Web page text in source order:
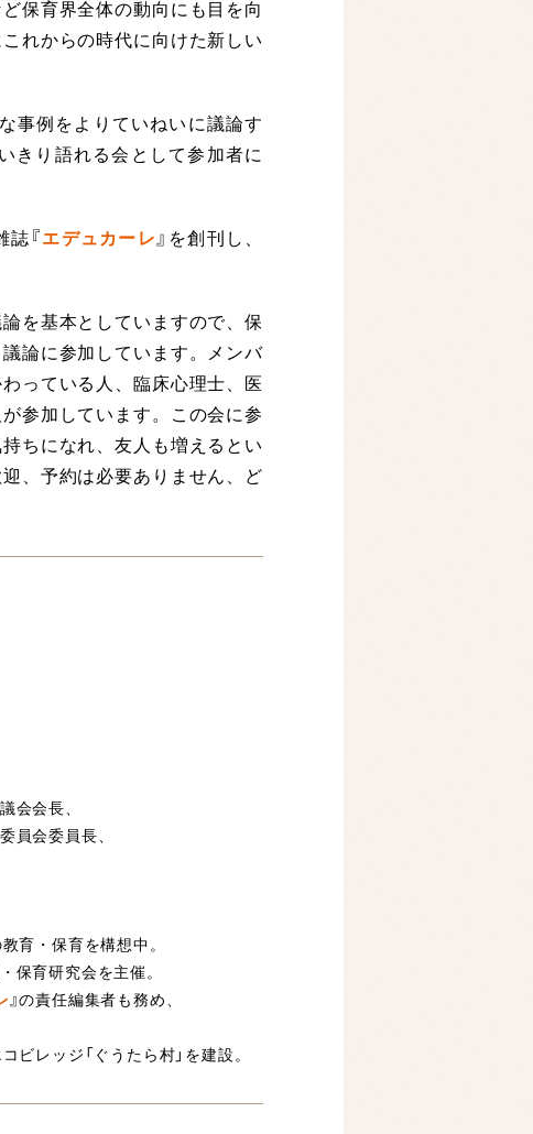
保育界全体の動向にも目を向
れからの時代に向けた新しい
事例をよりていねいに議論す
きり語れる会として参加者に
『 エデュカーレ』を創刊し、
を基本としていますので、保
論に参加しています。メンバ
っている人、臨床心理士、医
参加しています。この会に参
ちになれ、友人も増えるとい
、予約は必要ありません、ど
会会長、
員会委員長、
育・保育を構想中。
保育研究会を主催。
』の責任編集者も務め、
レッジ「ぐうたら村」を建設。